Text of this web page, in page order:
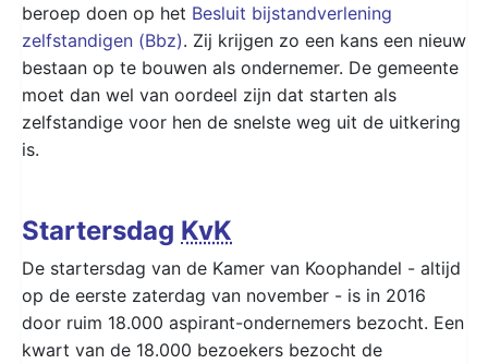
beroep doen op het Besluit bijstandverlening
zelfstandigen (Bbz). Zij krijgen zo een kans een nieuw
bestaan op te bouwen als ondernemer. De gemeente
moet dan wel van oordeel zijn dat starten als
zelfstandige voor hen de snelste weg uit de uitkering
is.
Startersdag KvK
De startersdag van de Kamer van Koophandel - altijd
op de eerste zaterdag van november - is in 2016
door ruim 18.000 aspirant-ondernemers bezocht. Een
kwart van de 18.000 bezoekers bezocht de